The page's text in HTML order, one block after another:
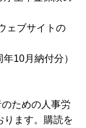
ェブサイトの
10月納付分）
ための人事労
ります。購読を